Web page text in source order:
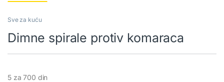
Sve za kuću
Dimne spirale protiv komaraca
5 za 700 din